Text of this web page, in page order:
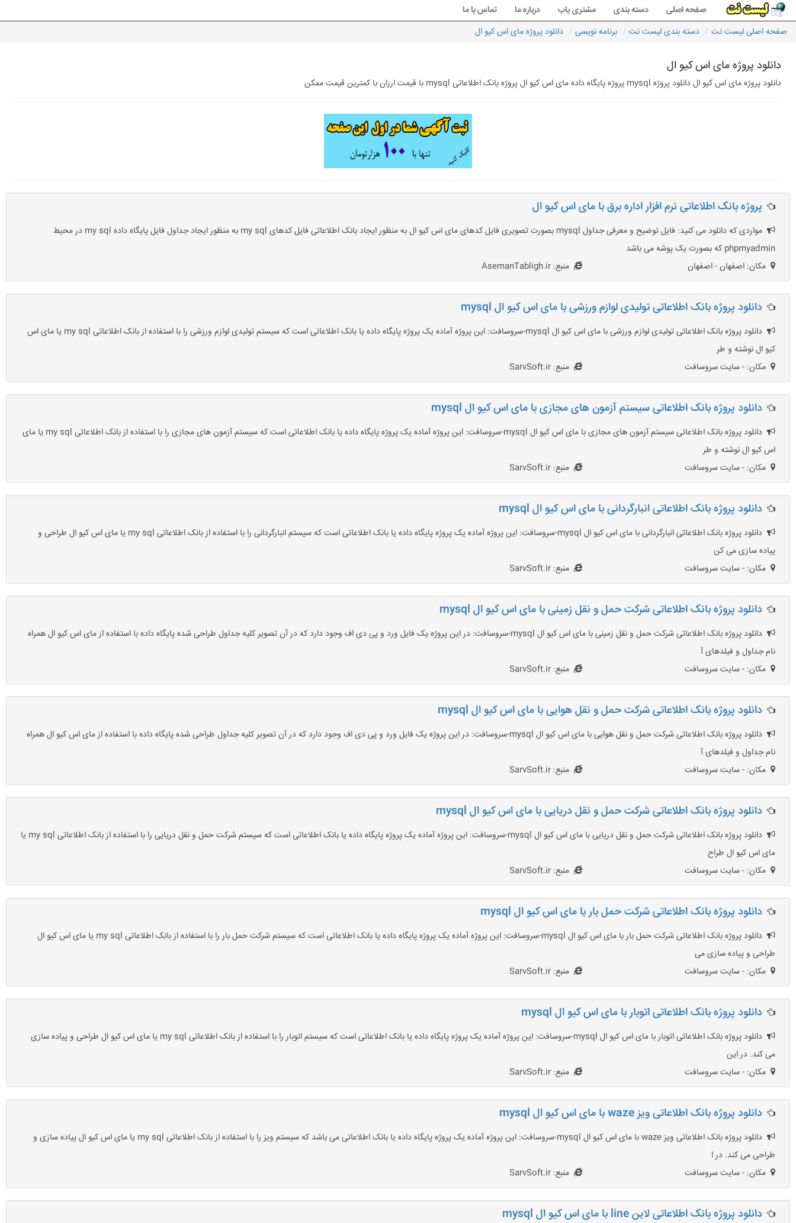
صفحه اصلی دسته بندی مشتری یاب درباره ما
تماس با ما
صفحه اصلی لیست نت
دسته بندی لیست نت برنامه نویسی دانلود پروژه مای اس کیو ال
دانلود پروژه مای اس کیو ال
دانلود پروژه مای اس کیو ال دانلود پروژه mysql پروژه پایگاه داده مای اس کیو ال پروژه بانک اطلاعاتی mysql با قیمت ارزان با کمترین قیمت ممکن
پروژه بانک اطلاعاتی نرم افزار اداره برق با مای اس کیو ال
مواردی که دانلود می کنید: فایل توضیح و معرفی جداول mysql بصورت تصویری فایل کدهای مای اس کیو ال به منظور ایجاد بانک اطلاعاتی فایل کدهای my sql به منظور ایجاد جداول فایل پایگاه داده my sql در محیط
phpmyadmin که بصورت یک پوشه می باشد
مکان: اصفهان - اصفهان
منبع: AsemanTabligh.ir
دانلود پروژه بانک اطلاعاتی تولیدی لوازم ورزشی با مای اس کیو ال mysql
دانلود پروژه بانک اطلاعاتی تولیدی لوازم ورزشی با مای اس کیو ال mysql-سروسافت: این پروژه آماده یک پروژه پایگاه داده یا بانک اطلاعاتی است که سیستم تولیدی لوازم ورزشی را با استفاده از بانک اطلاعاتی my sql یا مای اس
کیو ال نوشته و طر
مکان: - سایت سروسافت
منبع: SarvSoft.ir
دانلود پروژه بانک اطلاعاتی سیستم آزمون های مجازی با مای اس کیو ال mysql
دانلود پروژه بانک اطلاعاتی سیستم آزمون های مجازی با مای اس کیو ال mysql-سروسافت: این پروژه آماده یک پروژه پایگاه داده یا بانک اطلاعاتی است که سیستم آزمون های مجازی را با استفاده از بانک اطلاعاتی my sql یا مای
اس کیو ال نوشته و طر
مکان: - سایت سروسافت
منبع: SarvSoft.ir
دانلود پروژه بانک اطلاعاتی انبارگردانی با مای اس کیو ال mysql
دانلود پروژه بانک اطلاعاتی انبارگردانی با مای اس کیو ال mysql-سروسافت: این پروژه آماده یک پروژه پایگاه داده یا بانک اطلاعاتی است که سیستم انبارگردانی را با استفاده از بانک اطلاعاتی my sql یا مای اس کیو ال طراحی و
پیاده سازی می کن
مکان: - سایت سروسافت
منبع: SarvSoft.ir
دانلود پروژه بانک اطلاعاتی شرکت حمل و نقل زمینی با مای اس کیو ال mysql
دانلود پروژه بانک اطلاعاتی شرکت حمل و نقل زمینی با مای اس کیو ال mysql-سروسافت: در این پروژه یک فایل ورد و پی دی اف وجود دارد که در آن تصویر کلیه جداول طراحی شده پایگاه داده با استفاده از مای اس کیو ال همراه
نام جداول و فیلدهای آ
مکان: - سایت سروسافت
منبع: SarvSoft.ir
دانلود پروژه بانک اطلاعاتی شرکت حمل و نقل هوایی با مای اس کیو ال mysql
دانلود پروژه بانک اطلاعاتی شرکت حمل و نقل هوایی با مای اس کیو ال mysql-سروسافت: در این پروژه یک فایل ورد و پی دی اف وجود دارد که در آن تصویر کلیه جداول طراحی شده پایگاه داده با استفاده از مای اس کیو ال همراه
نام جداول و فیلدهای آ
مکان: - سایت سروسافت
منبع: SarvSoft.ir
دانلود پروژه بانک اطلاعاتی شرکت حمل و نقل دریایی با مای اس کیو ال mysql
دانلود پروژه بانک اطلاعاتی شرکت حمل و نقل دریایی با مای اس کیو ال mysql-سروسافت: این پروژه آماده یک پروژه پایگاه داده یا بانک اطلاعاتی است که سیستم شرکت حمل و نقل دریایی را با استفاده از بانک اطلاعاتی my sql یا
مای اس کیو ال طراح
مکان: - سایت سروسافت
منبع: SarvSoft.ir
دانلود پروژه بانک اطلاعاتی شرکت حمل بار با مای اس کیو ال mysql
دانلود پروژه بانک اطلاعاتی شرکت حمل بار با مای اس کیو ال mysql-سروسافت: این پروژه آماده یک پروژه پایگاه داده یا بانک اطلاعاتی است که سیستم شرکت حمل بار را با استفاده از بانک اطلاعاتی my sql یا مای اس کیو ال
طراحی و پیاده سازی می
مکان: - سایت سروسافت
منبع: SarvSoft.ir
دانلود پروژه بانک اطلاعاتی اتوبار با مای اس کیو ال mysql
دانلود پروژه بانک اطلاعاتی اتوبار با مای اس کیو ال mysql-سروسافت: این پروژه آماده یک پروژه پایگاه داده یا بانک اطلاعاتی است که سیستم اتوبار را با استفاده از بانک اطلاعاتی my sql یا مای اس کیو ال طراحی و پیاده سازی
می کند. در این
مکان: - سایت سروسافت
منبع: SarvSoft.ir
دانلود پروژه بانک اطلاعاتی ویز waze با مای اس کیو ال mysql
دانلود پروژه بانک اطلاعاتی ویز waze با مای اس کیو ال mysql-سروسافت: این پروژه آماده یک پروژه پایگاه داده یا بانک اطلاعاتی می باشد که سیستم ویز را با استفاده از بانک اطلاعاتی my sql یا مای اس کیو ال پیاده سازی و
طراحی می کند. در ا
مکان: - سایت سروسافت
منبع: SarvSoft.ir
دانلود پروژه بانک اطلاعاتی لاین line با مای اس کیو ال mysql